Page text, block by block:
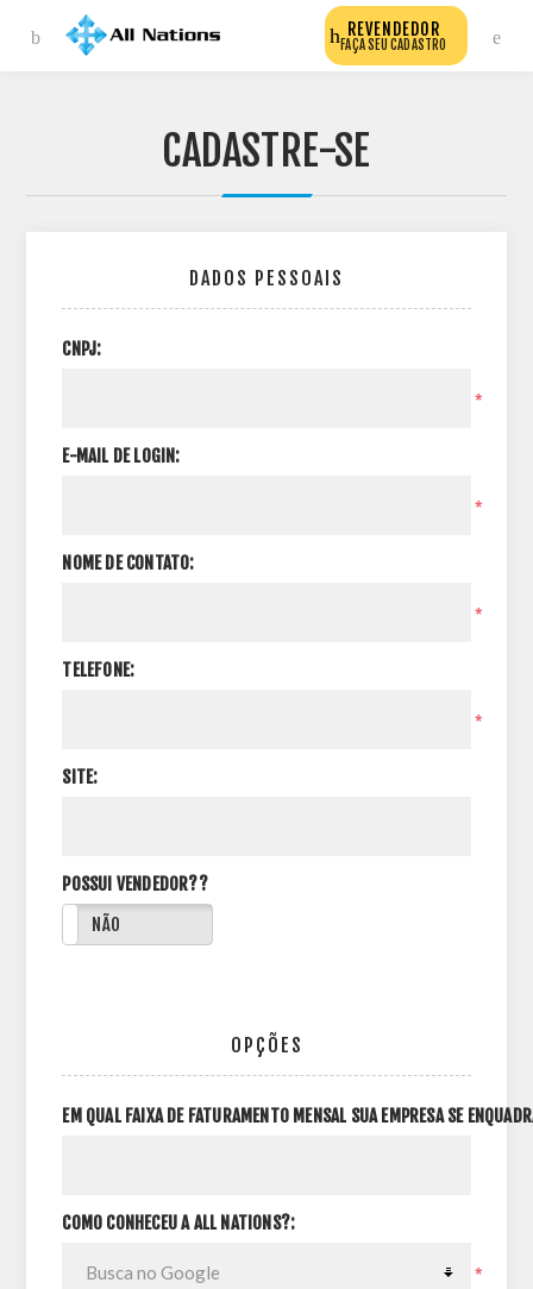
REVENDEDOR
FAÇA SEU CADASTRO
CADASTRE-SE
DADOS PESSOAIS
CNPJ:
*
E-MAIL DE LOGIN:
*
NOME DE CONTATO:
*
TELEFONE:
*
SITE:
POSSUI VENDEDOR??
NÃO
OPÇÕES
EM QUAL FAIXA DE FATURAMENTO MENSAL SUA EMPRESA SE
COMO CONHECEU A ALL NATIONS?:
*